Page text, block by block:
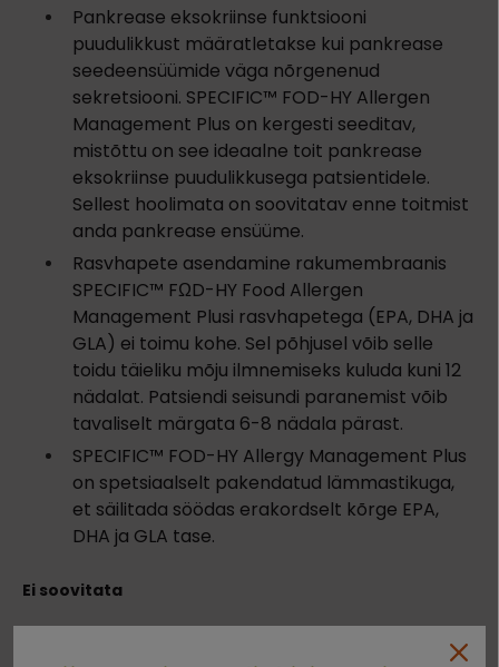
Pankrease eksokriinse funktsiooni
puudulikkust määratletakse kui pankrease
seedeensüümide väga nõrgenenud
sekretsiooni. SPECIFIC™ FOD-HY Allergen
Management Plus on kergesti seeditav,
mistõttu on see ideaalne toit pankrease
eksokriinse puudulikkusega patsientidele.
Sellest hoolimata on soovitatav enne toitmist
anda pankrease ensüüme.
Rasvhapete asendamine rakumembraanis
SPECIFIC™ FΩD-HY Food Allergen
Management Plusi rasvhapetega (EPA, DHA ja
GLA) ei toimu kohe. Sel põhjusel võib selle
toidu täieliku mõju ilmnemiseks kuluda kuni 12
nädalat. Patsiendi seisundi paranemist võib
tavaliselt märgata 6-8 nädala pärast.
SPECIFIC™ FOD-HY Allergy Management Plus
on spetsiaalselt pakendatud lämmastikuga,
et säilitada söödas erakordselt kõrge EPA,
DHA ja GLA tase.
Ei soovitata